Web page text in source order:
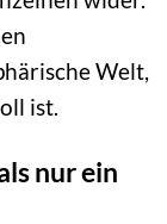
Welt,
ist.
nur ein